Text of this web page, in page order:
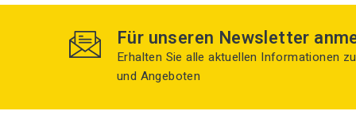
Für unseren Newsletter
Erhalten Sie alle aktuellen Informationen
und Angeboten